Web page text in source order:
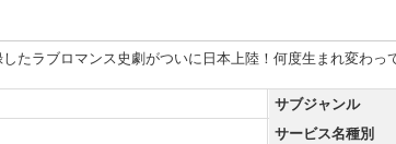
たラブロマンス史劇がついに日本上陸！何度生まれ変わ
サブジャンル
サービス名種別